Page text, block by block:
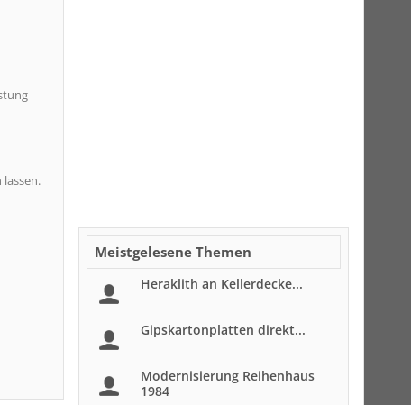
Meistgelesene Themen
Heraklith an Kellerdecke...
Gipskartonplatten direkt...
Modernisierung Reihenhaus
1984